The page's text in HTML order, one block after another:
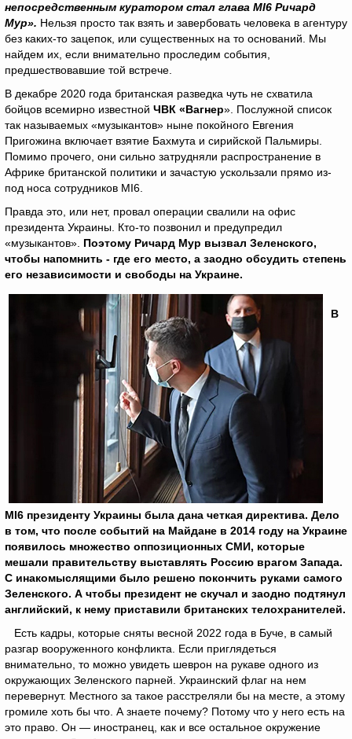
непосредственным куратором стал глава MI6 Ричард
Мур». Нельзя просто так взять и завербовать человека в агентуру
без каких-то зацепок, или существенных на то оснований. Мы
найдем их, если внимательно проследим события,
предшествовавшие той встрече.
В декабре 2020 года британская разведка чуть не схватила
бойцов всемирно известной ЧВК «Вагнер». Послужной список
так называемых «музыкантов» ныне покойного Евгения
Пригожина включает взятие Бахмута и сирийской Пальмиры.
Помимо прочего, они сильно затрудняли распространение в
Африке британской политики и зачастую ускользали прямо из-
под носа сотрудников МI6.
Правда это, или нет, провал операции свалили на офис
президента Украины. Кто-то позвонил и предупредил
«музыкантов». Поэтому Ричард Мур вызвал Зеленского,
чтобы напомнить - где его место, а заодно обсудить степень
его независимости и свободы на Украине.
В
МI6 президенту Украины была дана четкая директива. Дело
в том, что после событий на Майдане в 2014 году на Украине
появилось множество оппозиционных СМИ, которые
мешали правительству выставлять Россию врагом Запада.
С инакомыслящими было решено покончить руками самого
Зеленского. А чтобы президент не скучал и заодно подтянул
английский, к нему приставили британских телохранителей.
Есть кадры, которые сняты весной 2022 года в Буче, в самый
разгар вооруженного конфликта. Если приглядеться
внимательно, то можно увидеть шеврон на рукаве одного из
окружающих Зеленского парней. Украинский флаг на нем
перевернут. Местного за такое расстреляли бы на месте, а этому
громиле хоть бы что. А знаете почему? Потому что у него есть на
это право. Он — иностранец, как и все остальное окружение